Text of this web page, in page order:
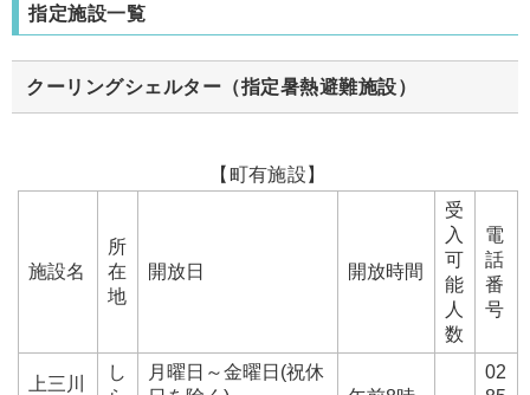
指定施設一覧
クーリングシェルター（指定暑熱避難施設）
【町有施設】
施設名
所
在
地
開放日 開放時間
受
入
可
能
人
数
電
話
番
号
上三川
し
月曜日～金曜日(祝休
02